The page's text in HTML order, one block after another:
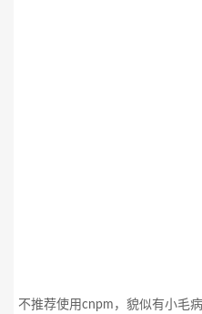
不推荐使用cnpm，貌似有小毛